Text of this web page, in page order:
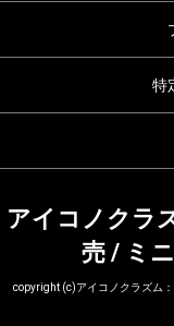
特
アイコノクラ
売 / ミ
copyright (c)アイコノクラズム